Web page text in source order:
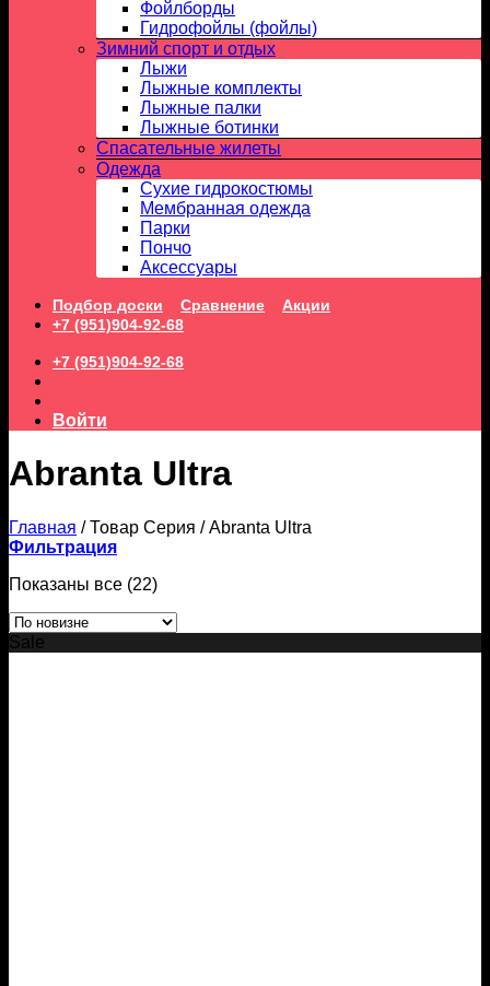
Фойлборды
Гидрофойлы (фойлы)
Зимний спорт и отдых
Лыжи
Лыжные комплекты
Лыжные палки
Лыжные ботинки
Спасательные жилеты
Одежда
Сухие гидрокостюмы
Мембранная одежда
Парки
Пончо
Аксессуары
Подбор доски Сравнение
Акции
+7 (951)904-92-68
+7 (951)904-92-68
Войти
Abranta Ultra
Главная /Товар Серия /Abranta Ultra
Фильтрация
Показаны все (22)Сортировка:
недавние
Sale